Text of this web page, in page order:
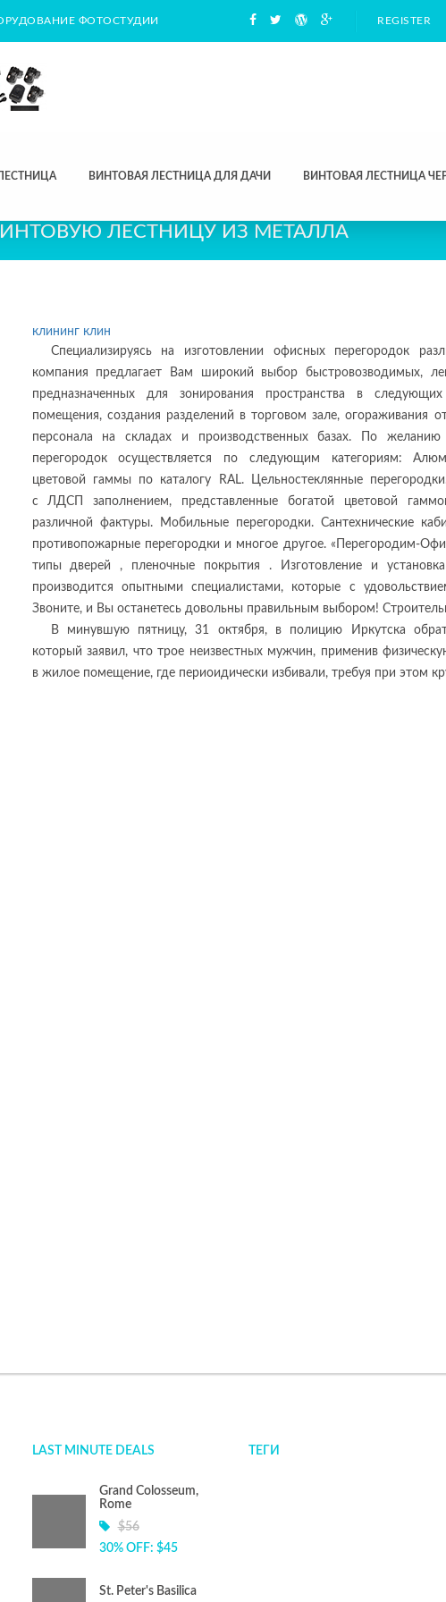
ФОТОСТУДИИ REGISTER
ВИНТОВАЯ ЛЕСТНИЦА ДЛЯ ДАЧИ ВИНТОВАЯ ЛЕСТНИЦА
ЛЕСТНИЦУ ИЗ МЕТАЛЛА
клининг клин
Специализируясь на изготовлении офисных перегородок
компания предлагает Вам широкий выбор быстровозводимых,
предназначенных для зонирования пространства в
помещения, создания разделений в торговом зале, огораживания
персонала на складах и производственных базах. По желанию
перегородок осуществляется по следующим категориям:
цветовой гаммы по каталогу RAL. Цельностеклянные
с ЛДСП заполнением, представленные богатой цветовой
различной фактуры. Мобильные перегородки. Сантехнические
противопожарные перегородки и многое другое. «Перегородим-
типы дверей , пленочные покрытия . Изготовление и
производится опытными специалистами, которые с
Звоните, и Вы останетесь довольны правильным выбором!
В минувшую пятницу, 31 октября, в полицию Иркутска
который заявил, что трое неизвестных мужчин, применив
в жилое помещение, где периоидически избивали, требуя при этом
LAST MINUTE DEALS
Grand Colosseum,
Rome
$56
30% OFF: $45
St. Peter's Basilica
ТЕГИ